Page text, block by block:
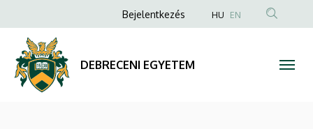
Telefonkönyv
DEBRECENI
EGYETEM
a
tartalomra
Anonim
menüje
Bejelentkezés HU EN
DEBRECENI EGYETEM